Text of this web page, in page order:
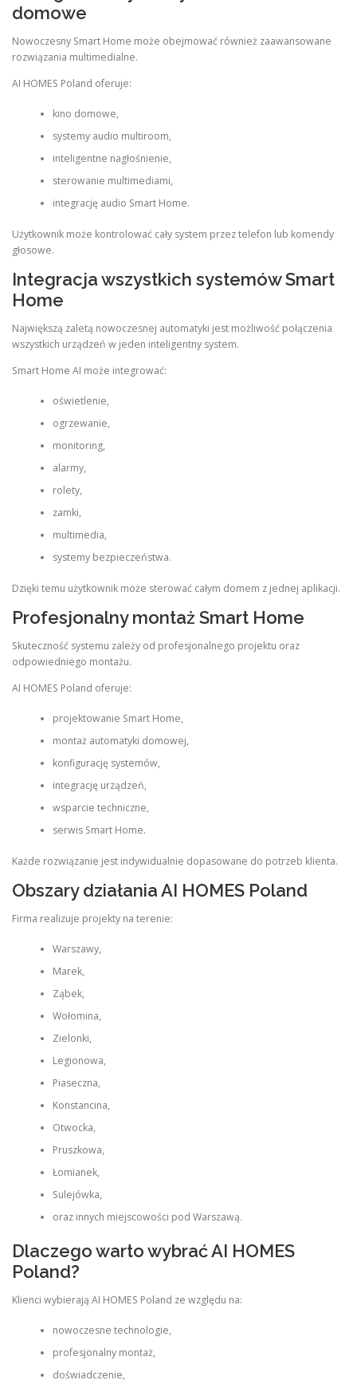
domowe
Nowoczesny Smart Home może obejmować również zaawansowane
rozwiązania multimedialne.
AI HOMES Poland oferuje:
kino domowe,
systemy audio multiroom,
inteligentne nagłośnienie,
sterowanie multimediami,
integrację audio Smart Home.
Użytkownik może kontrolować cały system przez telefon lub komendy
głosowe.
Integracja wszystkich systemów Smart
Home
Największą zaletą nowoczesnej automatyki jest możliwość połączenia
wszystkich urządzeń w jeden inteligentny system.
Smart Home AI może integrować:
oświetlenie,
ogrzewanie,
monitoring,
alarmy,
rolety,
zamki,
multimedia,
systemy bezpieczeństwa.
Dzięki temu użytkownik może sterować całym domem z jednej aplikacji.
Profesjonalny montaż Smart Home
Skuteczność systemu zależy od profesjonalnego projektu oraz
odpowiedniego montażu.
AI HOMES Poland oferuje:
projektowanie Smart Home,
montaż automatyki domowej,
konfigurację systemów,
integrację urządzeń,
wsparcie techniczne,
serwis Smart Home.
Każde rozwiązanie jest indywidualnie dopasowane do potrzeb klienta.
Obszary działania AI HOMES Poland
Firma realizuje projekty na terenie:
Warszawy,
Marek,
Ząbek,
Wołomina,
Zielonki,
Legionowa,
Piaseczna,
Konstancina,
Otwocka,
Pruszkowa,
Łomianek,
Sulejówka,
oraz innych miejscowości pod Warszawą.
Dlaczego warto wybrać AI HOMES
Poland?
Klienci wybierają AI HOMES Poland ze względu na:
nowoczesne technologie,
profesjonalny montaż,
doświadczenie,